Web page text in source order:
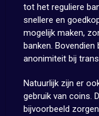
tot het reguliere
snellere en
mogelijk maken,
banken.
anonimiteit bij
Natuurlijk zijn er
gebruik van coins.
bijvoorbeeld